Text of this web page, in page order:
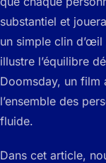
substantiel et
un simple clin
illustre l’équilibre
Doomsday, un film
l’ensemble des
fluide.
Dans cet article,